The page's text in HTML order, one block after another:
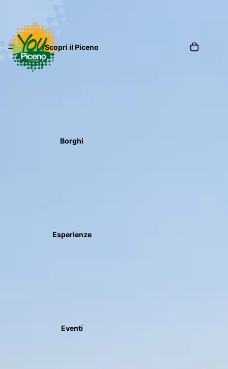
Scopri il Piceno
Borghi
Esperienze
Eventi